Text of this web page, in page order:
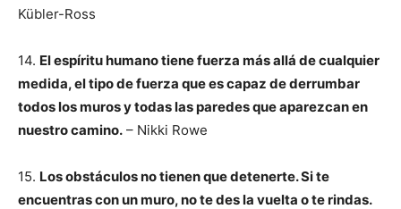
Kübler-Ross
14. El espíritu humano tiene fuerza más allá de cualquier
medida, el tipo de fuerza que es capaz de derrumbar
todos los muros y todas las paredes que aparezcan en
nuestro camino. – Nikki Rowe
15. Los obstáculos no tienen que detenerte. Si te
encuentras con un muro, no te des la vuelta o te rindas.